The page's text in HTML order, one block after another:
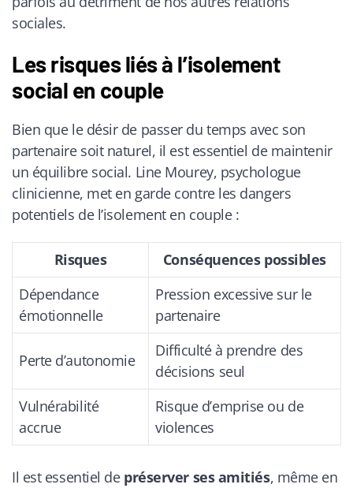
sociales.
Les risques liés à l’isolement
social en couple
Bien que le désir de passer du temps avec son
partenaire soit naturel, il est essentiel de maintenir
un équilibre social. Line Mourey, psychologue
clinicienne, met en garde contre les dangers
potentiels de l’isolement en couple :
Risques
Conséquences possibles
Dépendance
émotionnelle
Pression excessive sur le
partenaire
Perte d’autonomie
Difficulté à prendre des
décisions seul
Vulnérabilité
accrue
Risque d’emprise ou de
violences
Il est essentiel de préserver ses amitiés, même en